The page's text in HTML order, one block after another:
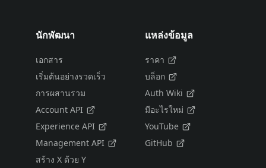
นักพัฒนา
เอกสาร
เริ่มต้นอย่างรวดเร็ว
การผสานรวม
Account API
Experience API
Management API
สร้าง X ด้วย Y
แหล่งข้อมูล
ราคา
บล็อก
Auth Wiki
มีอะไรใหม่
YouTube
GitHub